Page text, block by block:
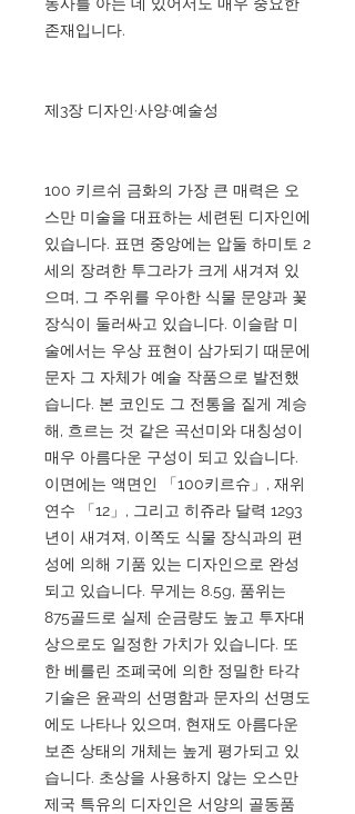
존재입니다.
제3장 디자인·사양·예술성
100 키르쉬 금화의 가장 큰 매력은 오
스만 미술을 대표하는 세련된 디자인에
있습니다. 표면 중앙에는 압둘 하미토 2
세의 장려한 투그라가 크게 새겨져 있
으며, 그 주위를 우아한 식물 문양과 꽃
장식이 둘러싸고 있습니다. 이슬람 미
술에서는 우상 표현이 삼가되기 때문에
문자 그 자체가 예술 작품으로 발전했
습니다. 본 코인도 그 전통을 짙게 계승
해, 흐르는 것 같은 곡선미와 대칭성이
매우 아름다운 구성이 되고 있습니다.
이면에는 액면인 「100키르슈」, 재위
연수 「12」, 그리고 히쥬라 달력 1293
년이 새겨져, 이쪽도 식물 장식과의 편
성에 의해 기품 있는 디자인으로 완성
되고 있습니다. 무게는 8.5g, 품위는
875골드로 실제 순금량도 높고 투자대
상으로도 일정한 가치가 있습니다. 또
한 베를린 조폐국에 의한 정밀한 타각
기술은 윤곽의 선명함과 문자의 선명도
에도 나타나 있으며, 현재도 아름다운
보존 상태의 개체는 높게 평가되고 있
습니다. 초상을 사용하지 않는 오스만
제국 특유의 디자인은 서양의 골동품